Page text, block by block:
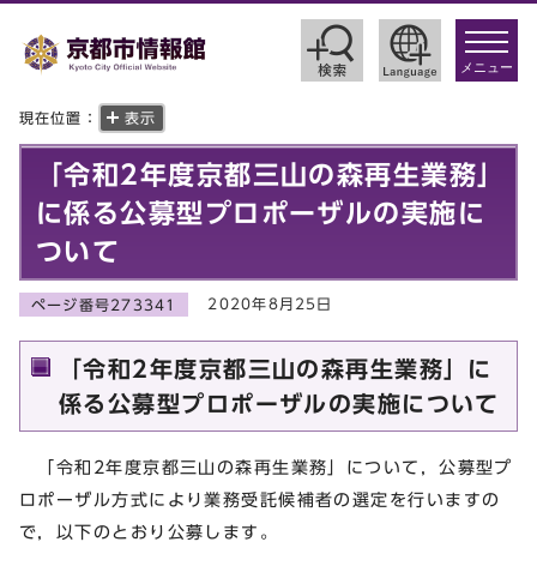
toggle
メニュー
現在位置： 表示
「令和2年度京都三山の森再生業務」
に係る公募型プロポーザルの実施に
ついて
ページ番号273341 2020年8月25日
「令和2年度京都三山の森再生業務」に
係る公募型プロポーザルの実施について
「令和2年度京都三山の森再生業務」について，公募型プ
ロポーザル方式により業務受託候補者の選定を行いますの
で，以下のとおり公募します。